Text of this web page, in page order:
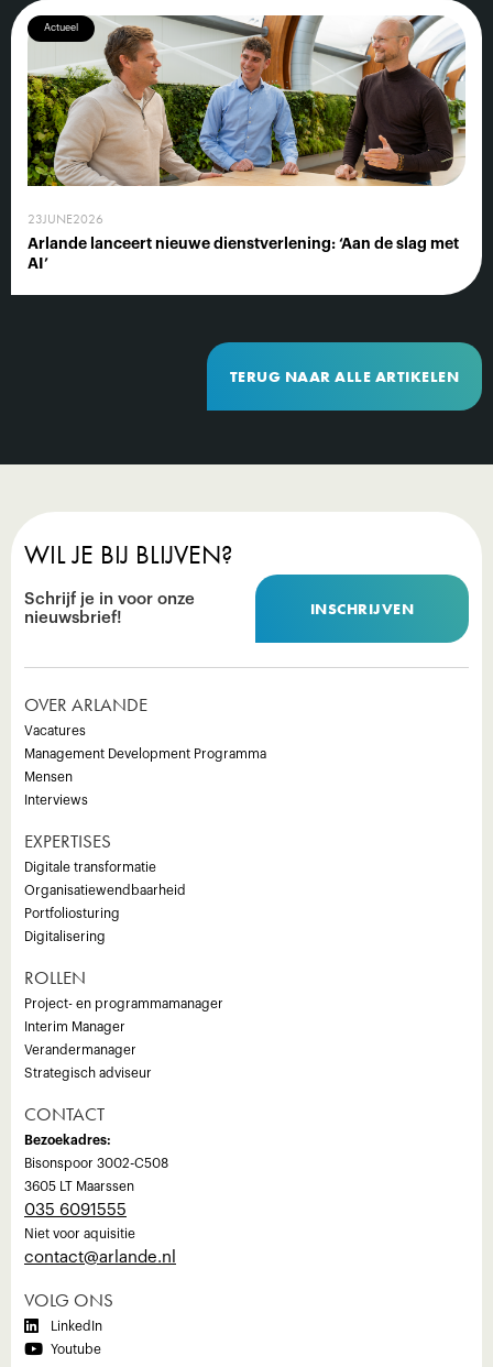
Actueel
23JUNE2026
Arlande lanceert nieuwe dienstverlening: ‘Aan de slag met
AI’
TERUG NAAR ALLE ARTIKELEN
WIL JE BIJ BLIJVEN?
Schrijf je in voor onze
nieuwsbrief!
INSCHRIJVEN
OVER ARLANDE
Vacatures
Management Development Programma
Mensen
Interviews
EXPERTISES
Digitale transformatie
Organisatiewendbaarheid
Portfoliosturing
Digitalisering
ROLLEN
Project- en programmamanager
Interim Manager
Verandermanager
Strategisch adviseur
CONTACT
Bezoekadres:
Bisonspoor 3002-C508
3605 LT Maarssen
035 6091555
Niet voor aquisitie
‍contact@arlande.nl
VOLG ONS
 LinkedIn
 Youtube